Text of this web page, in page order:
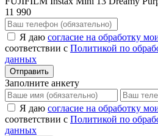
11 990
Я даю согласие на обработку
соответствии с Политикой по
данных
Отправить
Заполните анкету
Я даю согласие на обработку
соответствии с Политикой по
данных